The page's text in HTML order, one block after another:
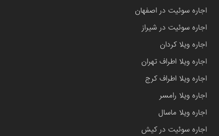
اجاره سوئیت در اصفهان
اجاره سوئیت در شیراز
اجاره ویلا کردان
اجاره ویلا اطراف تهران
اجاره ویلا اطراف کرج
اجاره ویلا رامسر
اجاره ویلا ماسال
اجاره سوئیت در کیش